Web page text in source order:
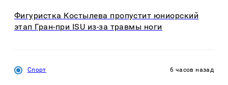
Фигуристка Костылева пропустит юниорский
этап Гран-при ISU из-за травмы ноги
Спорт 6 часов назад